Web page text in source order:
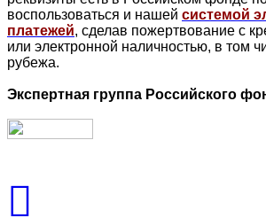
воспользоваться и нашей системой
платежей, сделав пожертвование с
или электронной наличностью, в том
рубежа.
Экспертная группа Российского